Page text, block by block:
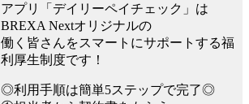
アプリ「デイリーペイチェック」は
BREXA Nextオリジナルの
働く皆さんをスマートにサポートする福
利厚生制度です！
◎利用手順は簡単5ステップで完了◎